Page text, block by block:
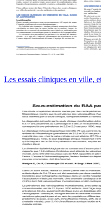
Les essais cliniques en ville,